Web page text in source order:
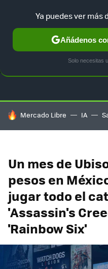
GUÍA DE
HOY SE HABLA DE
Mercado Libre IA
Un mes de
pesos en
jugar todo el
'Assassin's
'Rainbow Six'
Ya puedes ver más
Añádenos
Solo necesitas